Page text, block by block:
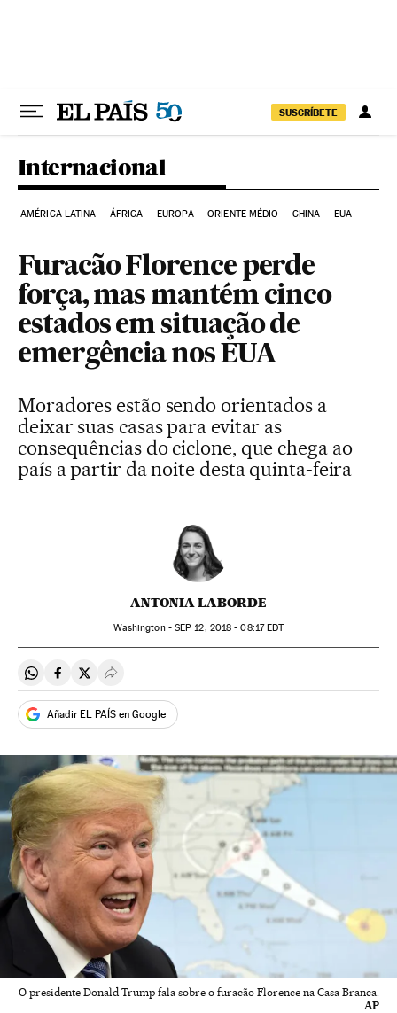
SUSCRÍBETE
Internacional
AMÉRICA LATINA ÁFRICA EUROPA ORIENTE MÉDIO CHINA EUA
Furacão Florence perde
força, mas mantém cinco
estados em situação de
emergência nos EUA
Moradores estão sendo orientados a
deixar suas casas para evitar as
consequências do ciclone, que chega ao
país a partir da noite desta quinta-feira
ANTONIA LABORDE
Washington - SEP 12, 2018 - 08:17EDT
Compartir en Whatsapp
Compartir en Facebook
Compartir en Twitter
Desplegar Redes Sociales
Añadir EL PAÍS en Google
O presidente Donald Trump fala sobre o furacão Florence na Casa Branca.
AP